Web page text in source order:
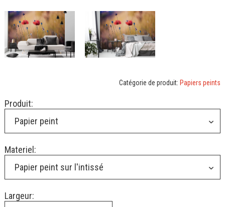
Catégorie de produit: Papiers peints
Produit:
Papier peint
Materiel:
Papier peint sur l'intissé
Largeur: